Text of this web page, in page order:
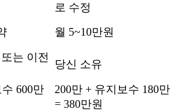
로 수정
월 5~10만원
는 이전
당신 소유
600만
200만 + 유지보수 180만
= 380만원